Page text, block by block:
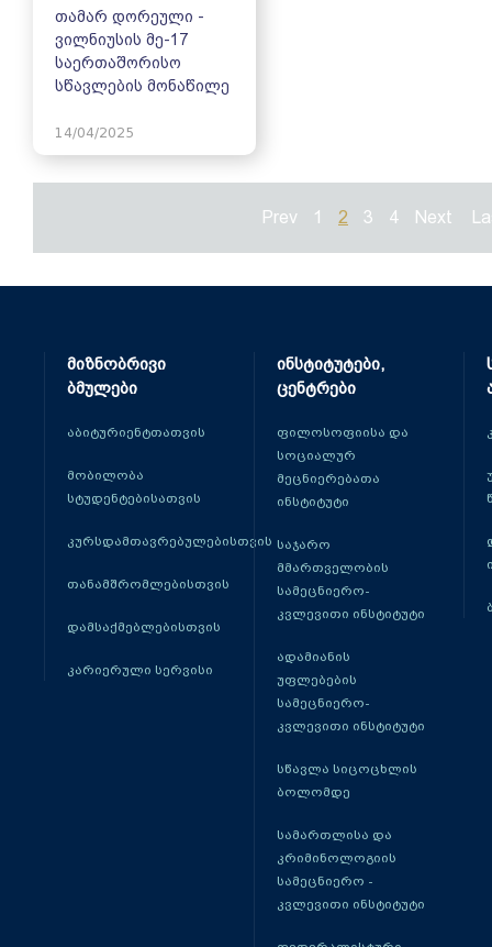
თამარ დორეული -
ვილნიუსის მე-17
საერთაშორისო
სწავლების მონაწილე
14/04/2025
Prev 1 2 3 4 Next
მიზნობრივი
ბმულები
აბიტურიენტთათვის
მობილობა
სტუდენტებისათვის
კურსდამთავრებულებისთვის
თანამშრომლებისთვის
დამსაქმებლებისთვის
კარიერული სერვისი
ინსტიტუტები,
ცენტრები
ფილოსოფიისა და
სოციალურ
მეცნიერებათა
ინსტიტუტი
საჯარო
მმართველობის
სამეცნიერო-
კვლევითი ინსტიტუტი
ადამიანის
უფლებების
სამეცნიერო-
კვლევითი ინსტიტუტი
სწავლა სიცოცხლის
ბოლომდე
სამართლისა და
კრიმინოლოგიის
სამეცნიერო -
კვლევითი ინსტიტუტი